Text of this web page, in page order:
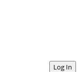
Log In